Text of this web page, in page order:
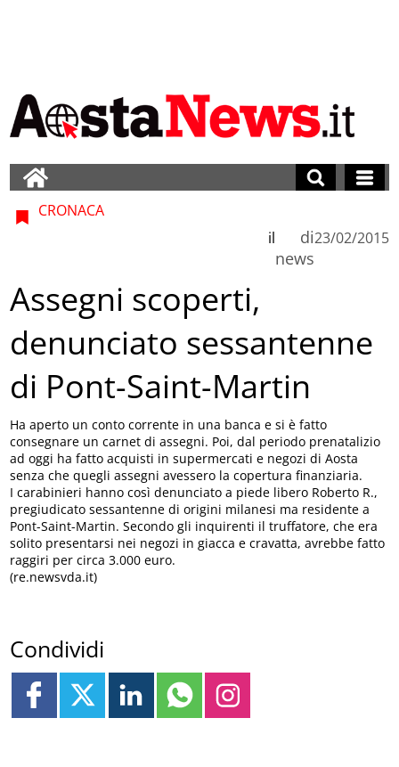
CRONACA
di
news
il 23/02/2015
Assegni scoperti,
denunciato sessantenne
di Pont-Saint-Martin
Ha aperto un conto corrente in una banca e si è fatto
consegnare un carnet di assegni. Poi, dal periodo prenatalizio
ad oggi ha fatto acquisti in supermercati e negozi di Aosta
senza che quegli assegni avessero la copertura finanziaria.
I carabinieri hanno così denunciato a piede libero Roberto R.,
pregiudicato sessantenne di origini milanesi ma residente a
Pont-Saint-Martin. Secondo gli inquirenti il truffatore, che era
solito presentarsi nei negozi in giacca e cravatta, avrebbe fatto
raggiri per circa 3.000 euro.
(re.newsvda.it)
Condividi